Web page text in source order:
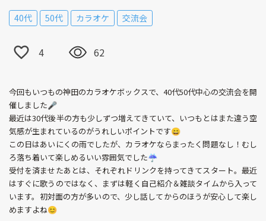
40代 50代 カラオケ 交流会
4 62
今回もいつもの神田のカラオケボックスで、40代50代中心の交流会を開
催しました🎤
最近は30代後半の方も少しずつ増えてきていて、いつもとはまた違う空
気感が生まれているのがうれしいポイントです😄
この日はあいにくの雨でしたが、カラオケならまったく問題なし！むし
ろ落ち着いて楽しめるいい雰囲気でした☔
受付を済ませたあとは、それぞれドリンクを持ってきてスタート。最近
はすぐに歌うのではなく、まずは軽く自己紹介＆雑談タイムから入って
います。初対面の方が多いので、少し話してからのほうが安心して楽し
めますよね😊